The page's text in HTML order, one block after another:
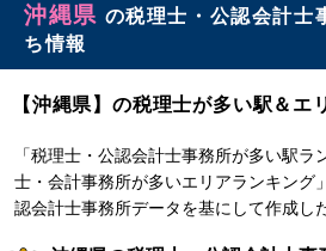
沖縄県 の税理士・公認会計
ち情報
【沖縄県】の税理士が多い駅＆エ
「税理士・公認会計士事務所が多い駅ラ
士・会計事務所が多いエリアランキング
認会計士事務所データを基にして作成し